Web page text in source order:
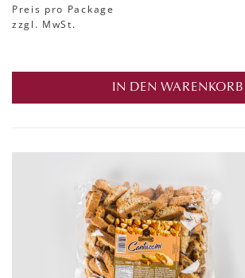
Preis pro Package
zzgl. MwSt.
IN DEN WARENKORB